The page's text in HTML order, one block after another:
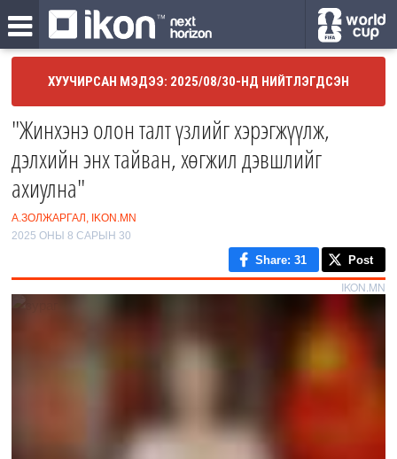
ХУУЧИРСАН МЭДЭЭ: 2025/08/30-НД НИЙТЛЭГДСЭН
"Жинхэнэ олон талт үзлийг хэрэгжүүлж,
дэлхийн энх тайван, хөгжил дэвшлийг
ахиулна"
А.ЗОЛЖАРГАЛ, IKON.MN
2025 ОНЫ 8 САРЫН 30
Share: 31 Post
IKON.MN